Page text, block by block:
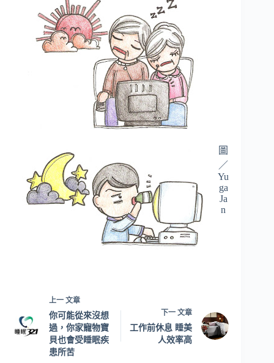
圖
／
Yu
ga
Ja
n
上一 文章
你可能從來沒想
過，你家寵物寶
貝也會受睡眠疾
患所苦
下一文章
工作前休息 睡美
人效率高